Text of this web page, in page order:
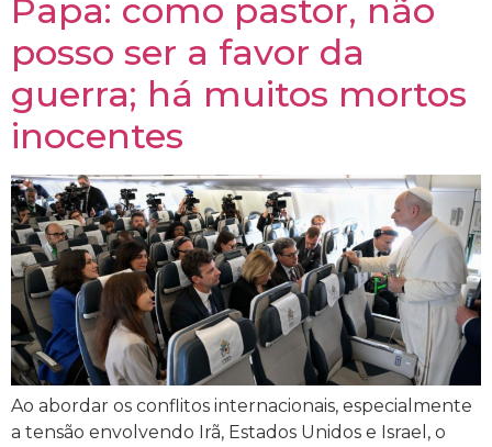
Papa: como pastor, não
posso ser a favor da
guerra; há muitos mortos
inocentes
Ao abordar os conflitos internacionais, especialmente
a tensão envolvendo Irã, Estados Unidos e Israel, o